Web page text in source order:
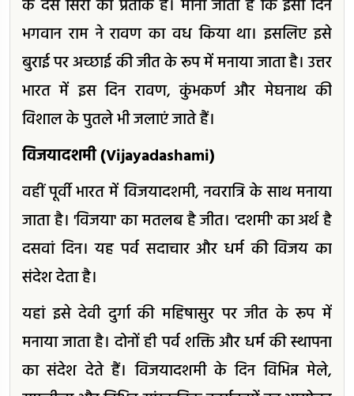
के दस सिरों का प्रतीक है। माना जाता है कि इसी दिन
भगवान राम ने रावण का वध किया था। इसलिए इसे
बुराई पर अच्छाई की जीत के रूप में मनाया जाता है। उत्तर
भारत में इस दिन रावण, कुंभकर्ण और मेघनाथ की
विशाल के पुतले भी जलाएं जाते हैं।
विजयादशमी (Vijayadashami)
वहीं पूर्वी भारत में विजयादशमी, नवरात्रि के साथ मनाया
जाता है। 'विजया' का मतलब है जीत। 'दशमी' का अर्थ है
दसवां दिन। यह पर्व सदाचार और धर्म की विजय का
संदेश देता है।
यहां इसे देवी दुर्गा की महिषासुर पर जीत के रूप में
मनाया जाता है। दोनों ही पर्व शक्ति और धर्म की स्थापना
का संदेश देते हैं। विजयादशमी के दिन विभिन्न मेले,